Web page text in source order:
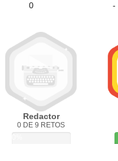
0 -
Redactor
0 DE 9 RETOS